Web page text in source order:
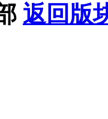
返回版